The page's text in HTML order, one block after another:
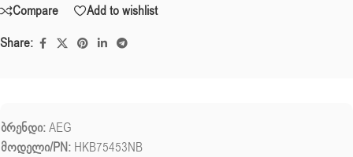
Compare
Add to wishlist
Share:
ბრენდი:AEG
მოდელი/PN: HKB75453NB